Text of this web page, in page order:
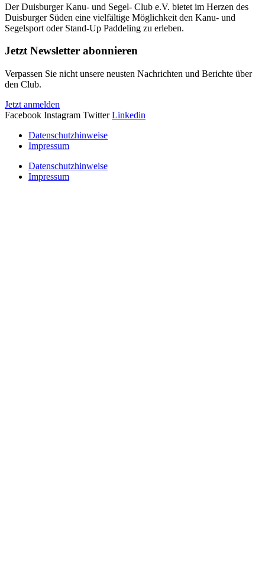
Der Duisburger Kanu- und Segel- Club e.V. bietet im Herzen des
Duisburger Süden eine vielfältige Möglichkeit den Kanu- und
Segelsport oder Stand-Up Paddeling zu erleben.
Jetzt Newsletter abonnieren
Verpassen Sie nicht unsere neusten Nachrichten und Berichte über
den Club.
Jetzt anmelden
Facebook Instagram Twitter Linkedin
Datenschutzhinweise
Impressum
Datenschutzhinweise
Impressum